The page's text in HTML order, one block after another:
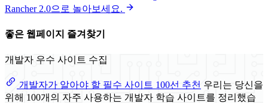
Rancher 2.0으로 놀아보세요.
좋은 웹페이지 즐겨찾기
개발자 우수 사이트 수집
개발자가 알아야 할 필수 사이트 100선 추천 우리는 당신을
위해 100개의 자주 사용하는 개발자 학습 사이트를 정리했습